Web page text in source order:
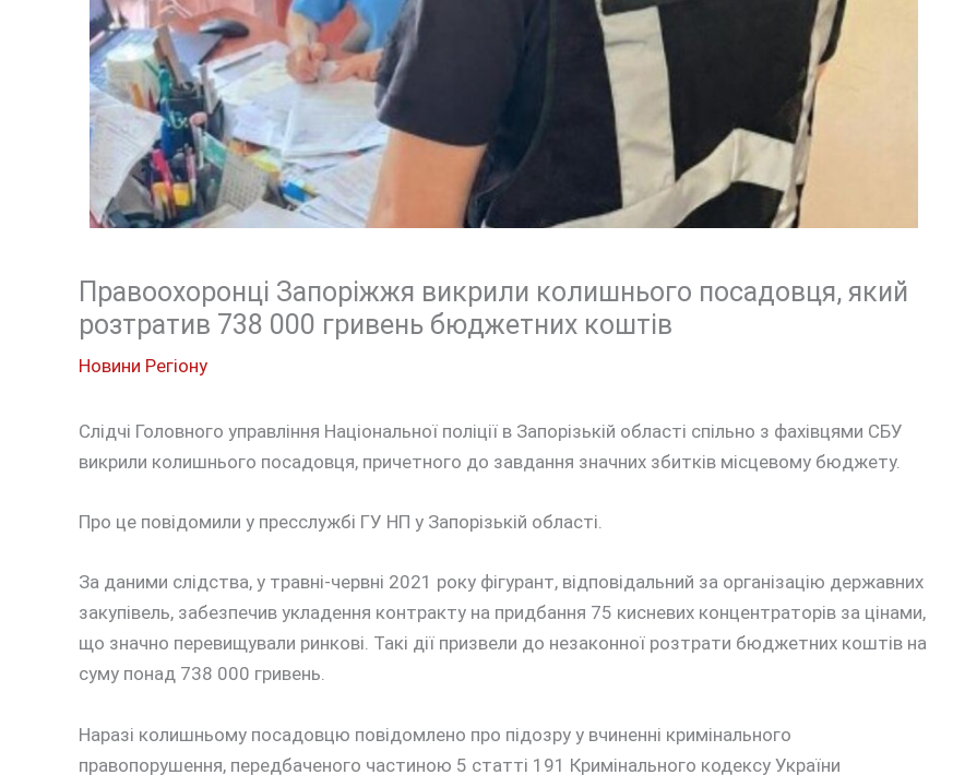
Правоохоронці Запоріжжя викрили колишнього посадовця, який
розтратив 738 000 гривень бюджетних коштів
Новини Регіону
Слідчі Головного управління Національної поліції в Запорізькій області спільно з фахівцями СБУ
викрили колишнього посадовця, причетного до завдання значних збитків місцевому бюджету.
Про це повідомили у пресслужбі ГУ НП у Запорізькій області.
За даними слідства, у травні-червні 2021 року фігурант, відповідальний за організацію державних
закупівель, забезпечив укладення контракту на придбання 75 кисневих концентраторів за цінами,
що значно перевищували ринкові. Такі дії призвели до незаконної розтрати бюджетних коштів на
суму понад 738 000 гривень.
Наразі колишньому посадовцю повідомлено про підозру у вчиненні кримінального
правопорушення, передбаченого частиною 5 статті 191 Кримінального кодексу України